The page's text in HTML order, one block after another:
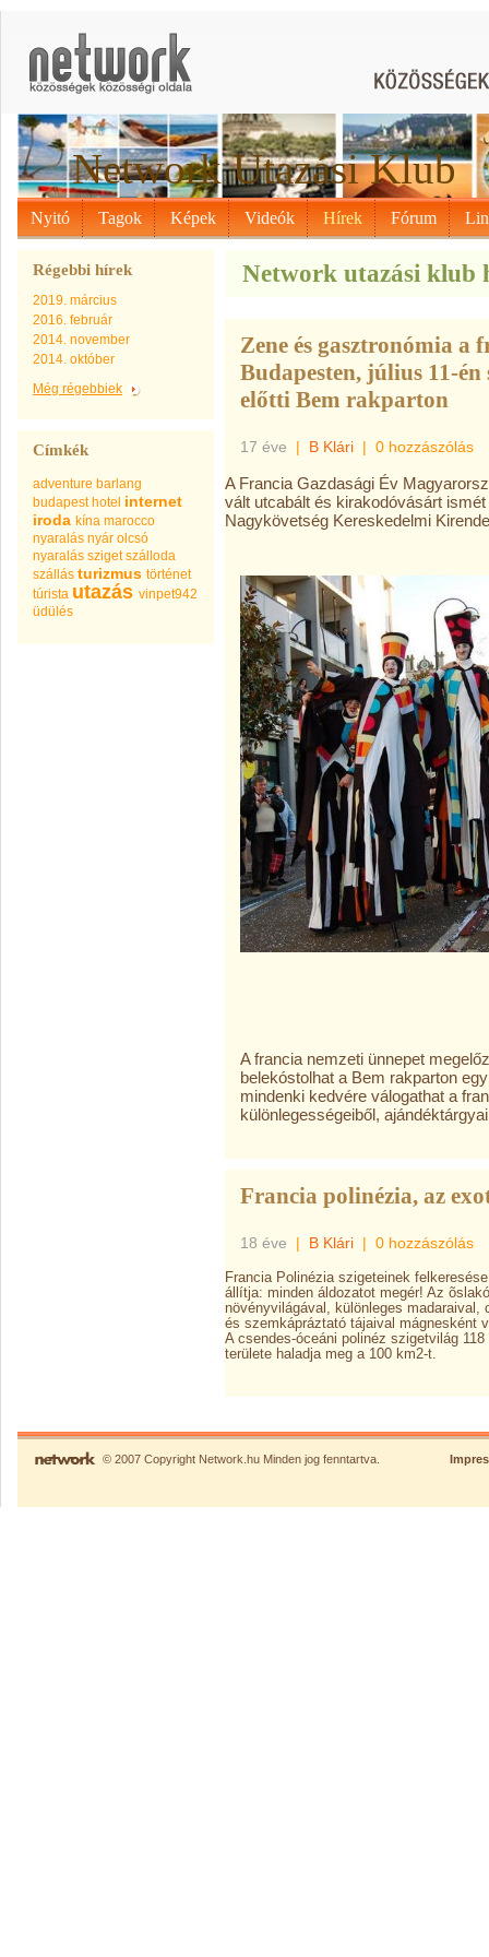
Network Utazási Klub
Nyitó Tagok Képek Videók Hírek Fórum
Régebbi hírek
2019. március
2016. február
2014. november
2014. október
Még régebbiek
Címkék
adventure barlang
budapest hotel internet
iroda kína marocco
nyaralás nyár olcsó
nyaralás sziget szálloda
szállás turizmus történet
túrista utazás vinpet942
üdülés
Network utazási klub
Zene és gasztronómia a
Budapesten, július 11-
előtti Bem rakparton
17 éve | B Klári | 0 hozzászólás
A Francia Gazdasági Év
vált utcabált és kirakodóvásárt
Nagykövetség Kereskedelmi
A francia nemzeti ünnepet
belekóstolhat a Bem rakparton
mindenki kedvére válogathat a
különlegességeiből,
Francia polinézia, az
18 éve | B Klári | 0 hozzászólás
Francia Polinézia szigeteinek
állítja: minden áldozatot megér! Az
növényvilágával, különleges
és szemkápráztató tájaival mágnesként
A csendes-óceáni polinéz szigetvilág
területe haladja meg a 100 km2-t.
© 2007 Copyright Network.hu Minden jog fenntartva.